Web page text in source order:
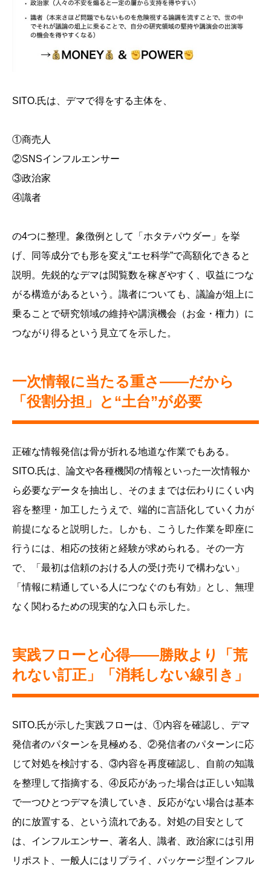
SITO.氏は、デマで得をする主体を、
①商売人
②SNSインフルエンサー
③政治家
④識者
の4つに整理。象徴例として「ホタテパウダー」を挙
げ、同等成分でも形を変え“エセ科学”で高額化できると
説明。先鋭的なデマは閲覧数を稼ぎやすく、収益につな
がる構造があるという。識者についても、議論が俎上に
乗ることで研究領域の維持や講演機会（お金・権力）に
つながり得るという見立てを示した。
一次情報に当たる重さ——だから
「役割分担」と“土台”が必要
正確な情報発信は骨が折れる地道な作業でもある。
SITO.氏は、論文や各種機関の情報といった一次情報か
ら必要なデータを抽出し、そのままでは伝わりにくい内
容を整理・加工したうえで、端的に言語化していく力が
前提になると説明した。しかも、こうした作業を即座に
行うには、相応の技術と経験が求められる。その一方
で、「最初は信頼のおける人の受け売りで構わない」
「情報に精通している人につなぐのも有効」とし、無理
なく関わるための現実的な入口も示した。
実践フローと心得——勝敗より「荒
れない訂正」「消耗しない線引き」
SITO.氏が示した実践フローは、①内容を確認し、デマ
発信者のパターンを見極める、②発信者のパターンに応
じて対処を検討する、③内容を再度確認し、自前の知識
を整理して指摘する、④反応があった場合は正しい知識
で一つひとつデマを潰していき、反応がない場合は基本
的に放置する、という流れである。対処の目安として
は、インフルエンサー、著名人、識者、政治家には引用
リポスト、一般人にはリプライ、パッケージ型インフル